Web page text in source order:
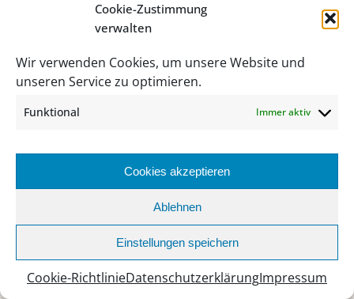
Cookie-Zustimmung
verwalten
Wir verwenden Cookies, um unsere Website und
unseren Service zu optimieren.
Funktional Immer aktiv
Cookies akzeptieren
Ablehnen
Einstellungen speichern
Cookie-RichtlinieDatenschutzerklärungImpressum
Lehrerteam